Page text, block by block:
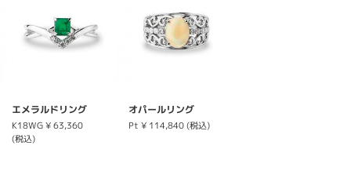
エメラルドリング
K18WG¥ 63,360
(税込)
オパールリング
Pt ¥ 114,840 (税込)